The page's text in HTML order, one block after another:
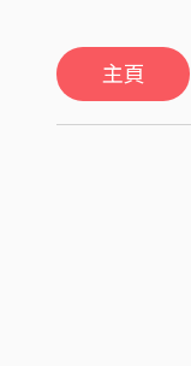
主頁